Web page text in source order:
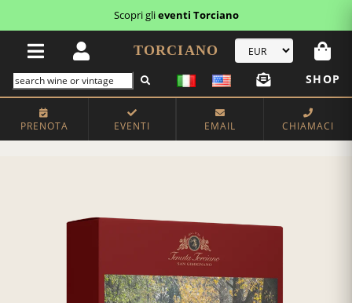
Scopri glieventi Torciano
TORCIANO
SHOP
PRENOTA EVENTI EMAIL CHIAMACI